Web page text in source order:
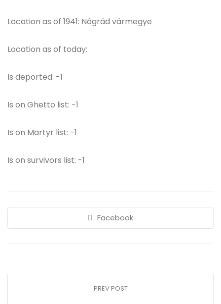
Location as of 1941: Nógrád vármegye
Location as of today:
Is deported: -1
Is on Ghetto list: -1
Is on Martyr list: -1
Is on survivors list: -1
Facebook
PREV POST